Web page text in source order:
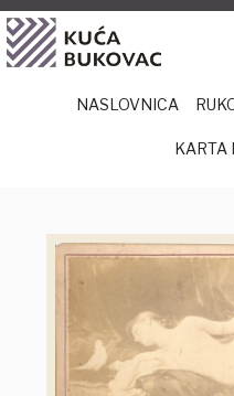
Preskoči
na
sadržaj
NASLOVNICA
KARTA